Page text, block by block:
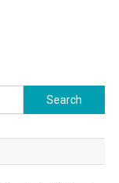
Search
for: